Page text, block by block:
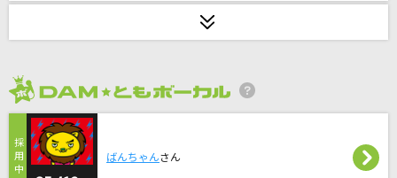
私は、わたしの事が好き。
中森明菜
ばんちゃんさん